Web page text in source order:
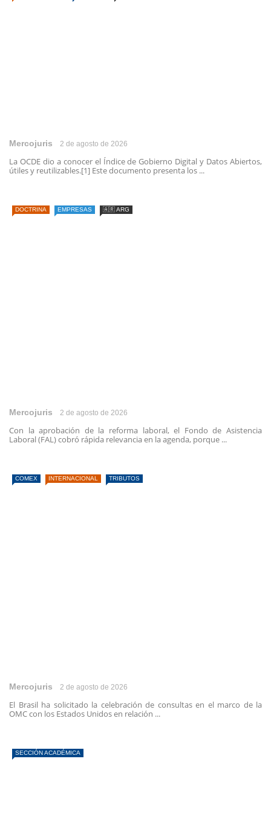
Mercojuris 2 de agosto de 2026
La OCDE dio a conocer el Índice de Gobierno Digital y Datos Abiertos,
útiles y reutilizables.[1] Este documento presenta los ...
DOCTRINA EMPRESAS 🇦🇷 ARG
Mercojuris 2 de agosto de 2026
Con la aprobación de la reforma laboral, el Fondo de Asistencia
Laboral (FAL) cobró rápida relevancia en la agenda, porque ...
COMEX INTERNACIONAL TRIBUTOS
Mercojuris 2 de agosto de 2026
El Brasil ha solicitado la celebración de consultas en el marco de la
OMC con los Estados Unidos en relación ...
SECCIÓN ACADÉMICA